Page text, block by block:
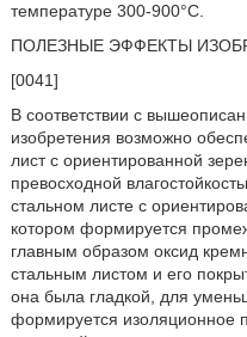
температуре 300-900°C.
ПОЛЕЗНЫЕ ЭФФЕКТЫ
[0041]
В соответствии с
изобретения возможно
лист с ориентированной
превосходной
стальном листе с
котором формируется
главным образом оксид
стальным листом и его
она была гладкой, для
формируется изоляционное